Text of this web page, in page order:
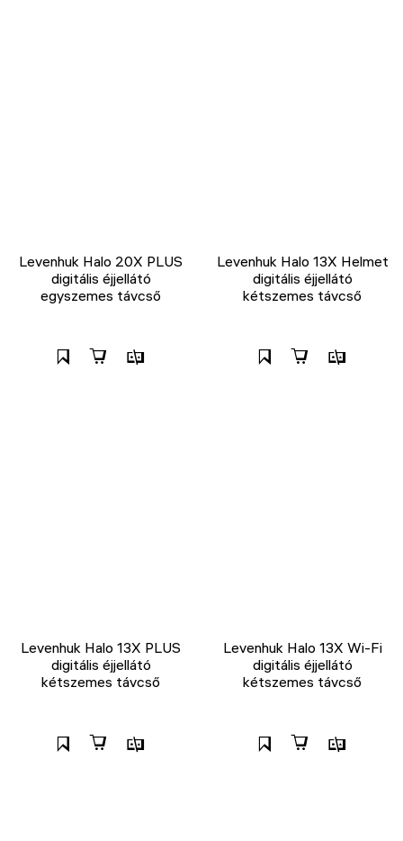
Levenhuk Halo 20X PLUS
digitális éjjellátó
egyszemes távcső
Levenhuk Halo 13X Helmet
digitális éjjellátó
kétszemes távcső
Levenhuk Halo 13X PLUS
digitális éjjellátó
kétszemes távcső
Levenhuk Halo 13X Wi-Fi
digitális éjjellátó
kétszemes távcső